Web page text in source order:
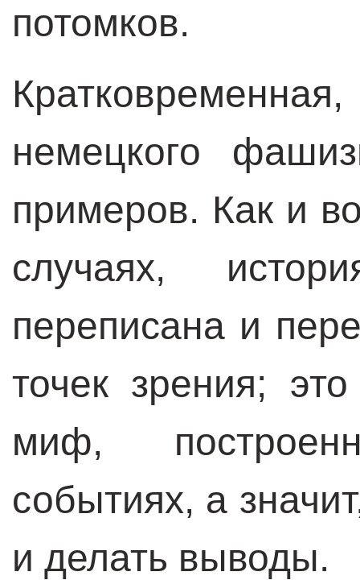
потомков.
немецкого
примеров. Как и
случаях,
переписана и
точек зрения;
миф,
событиях, а
и делать выводы.